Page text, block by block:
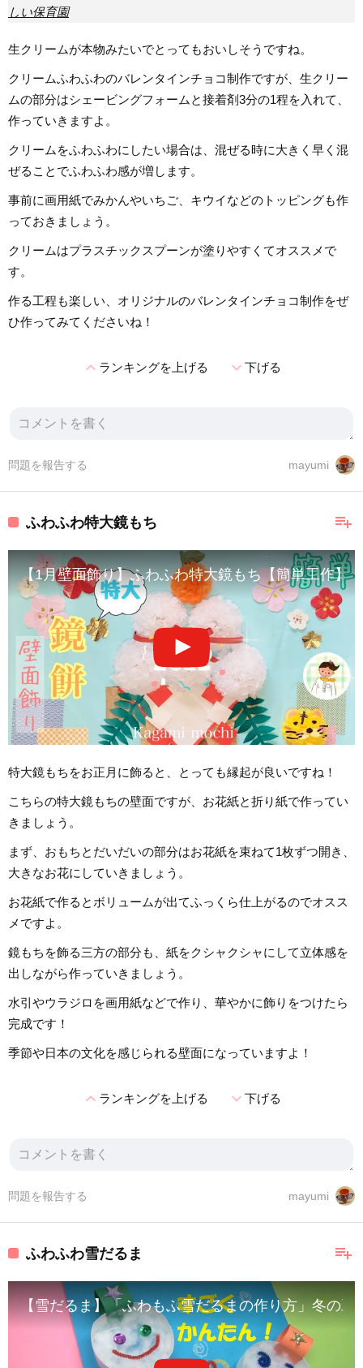
しい保育園
生クリームが本物みたいでとってもおいしそうですね。
クリームふわふわのバレンタインチョコ制作ですが、生クリー
ムの部分はシェービングフォームと接着剤3分の1程を入れて、
作っていきますよ。
クリームをふわふわにしたい場合は、混ぜる時に大きく早く混
ぜることでふわふわ感が増します。
事前に画用紙でみかんやいちご、キウイなどのトッピングも作
っておきましょう。
クリームはプラスチックスプーンが塗りやすくてオススメで
す。
作る工程も楽しい、オリジナルのバレンタインチョコ制作をぜ
ひ作ってみてくださいね！
expand_lessランキングを上げる expand_more下げる
mayumi
問題を報告する
playlist_add
ふわふわ特大鏡もち
【1月壁面飾り】ふわふわ特大鏡もち【簡単工作】
特大鏡もちをお正月に飾ると、とっても縁起が良いですね！
こちらの特大鏡もちの壁面ですが、お花紙と折り紙で作ってい
きましょう。
まず、おもちとだいだいの部分はお花紙を束ねて1枚ずつ開き、
大きなお花にしていきましょう。
お花紙で作るとボリュームが出てふっくら仕上がるのでオスス
メですよ。
鏡もちを飾る三方の部分も、紙をクシャクシャにして立体感を
出しながら作っていきましょう。
水引やウラジロを画用紙などで作り、華やかに飾りをつけたら
完成です！
季節や日本の文化を感じられる壁面になっていますよ！
expand_lessランキングを上げる expand_more下げる
mayumi
問題を報告する
playlist_add
ふわふわ雪だるま
【雪だるま】「ふわもふ雪だるまの作り方」冬の